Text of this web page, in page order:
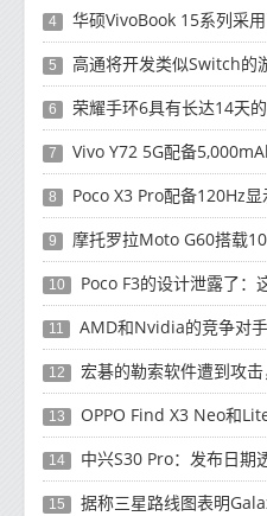
4 华硕VivoBook 15系列采
5 高通将开发类似Switch的
6 荣耀手环6具有长达14天
7 Vivo Y72 5G配备
8 Poco X3 Pro配备120Hz显示
9 摩托罗拉Moto G60搭载
10 Poco F3的设计泄露了：
11 AMD和Nvidia的竞争对
12 宏碁的勒索软件遭到攻
13 OPPO Find X3 Neo和
14 中兴S30 Pro：发布日期
15 据称三星路线图表明